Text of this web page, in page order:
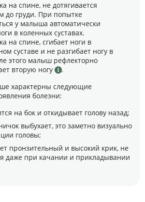
на спине, не дотягивается
до груди. При попытке
у малыша автоматически
в коленных суставах.
на спине, сгибает ноги в
суставе и не разгибает ногу в
этого малыш рефлекторно
вторую ногу
.
характерны следующие
болезни:
на бок и откидывает голову назад;
выбухает, это заметно визуально
головы;
пронзительный и высокий крик, не
даже при качании и прикладывании